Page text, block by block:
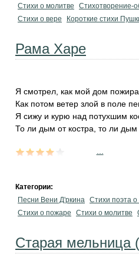
Стихи о молитве
Стихотворение-
Стихи о вере
Короткие стихи
Рама Харе
Я смотрел, как мой дом
Как потом ветер злой в поле
Я сижу и курю над потухшим
То ли дым от костра, то ли дым
Категории:
Песни Вени Д'ркина Стихи поэта о
Стихи о пожаре
Стихи о молитве
Старая мельница